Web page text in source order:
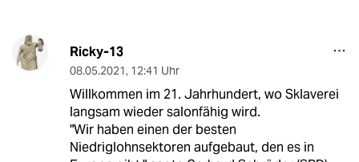
Ricky-13
08.05.2021, 12:41 Uhr
Willkommen im 21. Jahrhundert, wo Sklaverei
langsam wieder salonfähig wird.
"Wir haben einen der besten
Niedriglohnsektoren aufgebaut, den es in